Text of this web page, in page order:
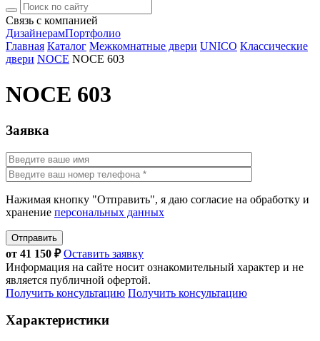
Связь с компанией
ДизайнерамПортфолио
Главная Каталог Межкомнатные двери UNICO Классические
двери NOCE NOCE 603
NOCE 603
Заявка
Нажимая кнопку "Отправить", я даю согласие на обработку и
хранение персональных данных
Отправить
от 41 150 ₽Оставить заявку
Информация на сайте носит ознакомительный характер и не
является публичной офертой.
Получить консультацию Получить консультацию
Характеристики